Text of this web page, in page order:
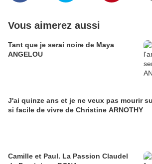
Vous aimerez aussi
Tant que je serai noire de Maya
ANGELOU
J'ai quinze ans et je ne veux pas mourir
si facile de vivre de Christine ARNOTHY
Camille et Paul. La Passion Claudel